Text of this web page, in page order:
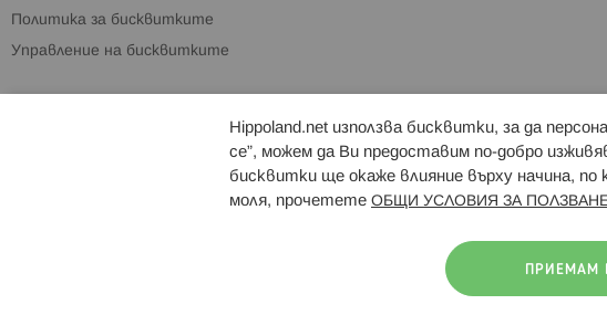
Политика за бисквитките
Управление на бисквитките
Брошури Магазини
Hippoland.net използва бисквитки, за да
се”, можем да Ви предоставим по-добро
бисквитки ще окаже влияние върху начина,
моля, прочетете ОБЩИ УСЛОВИЯ ЗА
ПРИЕМАМ